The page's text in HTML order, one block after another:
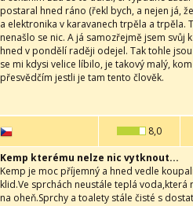
postaral hned ráno (řekl bych, a nejen já,
a elektronika v karavanech trpěla a
nenašlo se nic. A já samozřejmě jsem
hned v pondělí raději odejel. Tak tohle
se mi kdysi velice líbilo, je takový malý,
přesvědčím jestli je tam tento člověk.
8,0
Kemp kterému nelze nic vytknout...
Kemp je moc příjemný a hned vedle
klid.Ve sprchách neustále teplá
na oheň.Sprchy a toalety stále čisté s